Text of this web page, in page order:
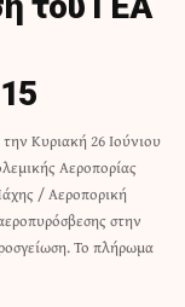
Κυριακή 26 Ιούνιου
Αεροπορίας
/ Αεροπορική
στην
Το πλήρωμα